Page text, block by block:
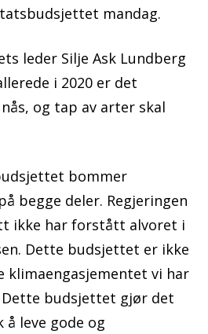
mandag.
leder Silje Ask Lundberg
i 2020 er det
og tap av arter skal
bommer
begge deler. Regjeringen
ikke har forstått alvoret i
Dette budsjettet er ikke
klimaengasjementet vi har
budsjettet gjør det
leve gode og